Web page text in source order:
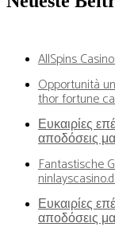
AllSpins
Opportunità
thor fortune
Ευκαιρίες
αποδόσεις
Fantastische
Ευκαιρίες
αποδόσεις